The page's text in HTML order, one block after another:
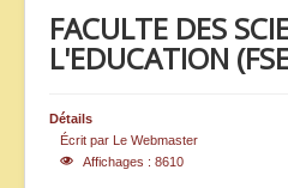
TELECHARGEMENTS
ANNONCES
FACULTE DES
L'EDUCATION
Détails
Écrit par Le Webmaster
Affichages : 8610